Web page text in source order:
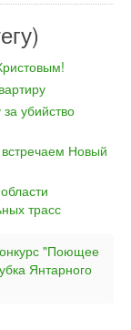
убийство
Новый
трасс
"Поющее
Янтарного